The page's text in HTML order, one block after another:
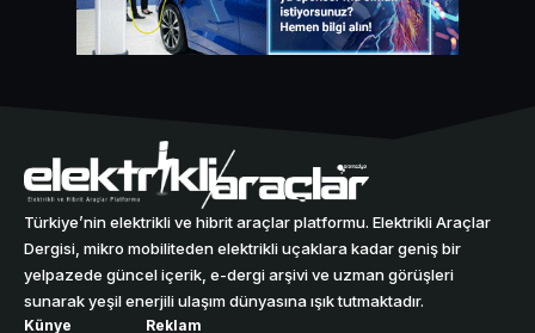
Türkiye’nin elektrikli ve hibrit araçlar platformu. Elektrikli Araçlar
Dergisi, mikro mobiliteden elektrikli uçaklara kadar geniş bir
yelpazede güncel içerik, e-dergi arşivi ve uzman görüşleri
sunarak yeşil enerjili ulaşım dünyasına ışık tutmaktadır.
Künye Reklam